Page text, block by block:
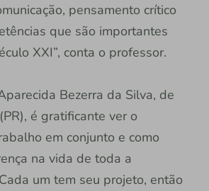
pensamento crítico
que são importantes
XXI”, conta o professor.
Bezerra da Silva, de
é gratificante ver o
em conjunto e como
na vida de toda a
um tem seu projeto, então